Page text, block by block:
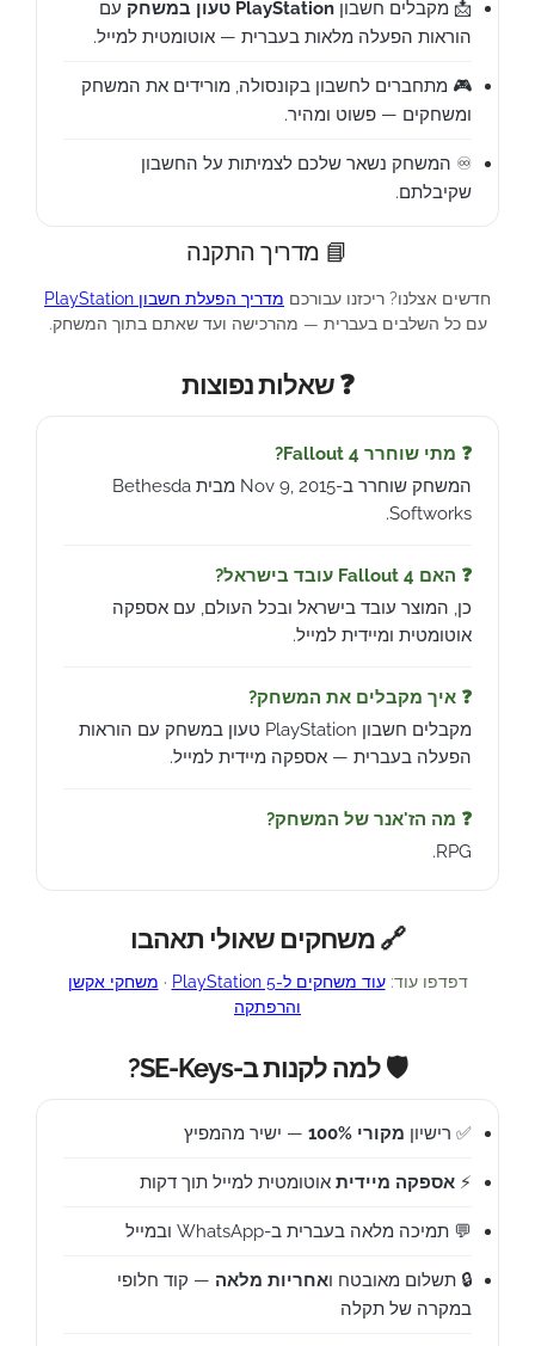
📩 מקבלים חשבון PlayStation טעון במשחק
עם
הוראות הפעלה מלאות בעברית — אוטומטית למייל.
🎮 מתחברים לחשבון בקונסולה, מורידים את המשחק
ומשחקים — פשוט ומהיר.
♾️ המשחק נשאר שלכם לצמיתות על החשבון
שקיבלתם.
📘 מדריך התקנה
חדשים אצלנו? ריכזנו עבורכם מדריך הפעלת חשבון PlayStation
עם כל השלבים בעברית — מהרכישה ועד שאתם בתוך המשחק.
❓ שאלות נפוצות
❓ מתי שוחרר Fallout 4?
המשחק שוחרר ב-Nov 9, 2015 מבית Bethesda
Softworks.
❓ האם Fallout 4 עובד בישראל?
כן, המוצר עובד בישראל ובכל העולם, עם אספקה
אוטומטית ומיידית למייל.
❓ איך מקבלים את המשחק?
מקבלים חשבון PlayStation טעון במשחק עם הוראות
הפעלה בעברית — אספקה מיידית למייל.
❓ מה הז'אנר של המשחק?
RPG.
🔗 משחקים שאולי תאהבו
דפדפו עוד:עוד משחקים ל-PlayStation 5 · משחקי אקשן
והרפתקה
🛡️ למה לקנות ב-SE-Keys?
✅ רישיון מקורי 100% — ישיר מהמפיץ
⚡ אספקה מיידית אוטומטית למייל תוך דקות
💬 תמיכה מלאה בעברית ב-WhatsApp ובמייל
🔒 תשלום מאובטח ואחריות מלאה — קוד חלופי
במקרה של תקלה